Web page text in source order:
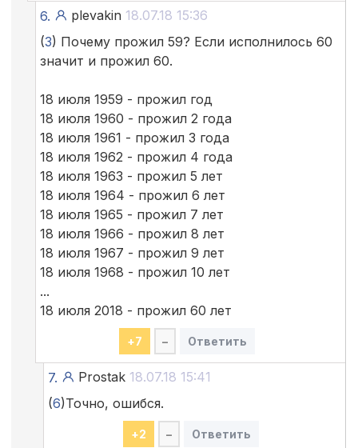
6. plevakin 18.07.18 15:36
(3) Почему прожил 59? Если исполнилось 60
значит и прожил 60.
18 июля 1959 - прожил год
18 июля 1960 - прожил 2 года
18 июля 1961 - прожил 3 года
18 июля 1962 - прожил 4 года
18 июля 1963 - прожил 5 лет
18 июля 1964 - прожил 6 лет
18 июля 1965 - прожил 7 лет
18 июля 1966 - прожил 8 лет
18 июля 1967 - прожил 9 лет
18 июля 1968 - прожил 10 лет
...
18 июля 2018 - прожил 60 лет
+7 – Ответить
7. Prostak 18.07.18 15:41
(6)Точно, ошибся.
+2 – Ответить